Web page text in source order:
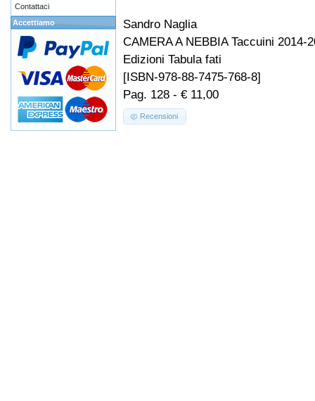
Sandro Naglia
CAMERA A NEBBIA Taccuini 2014-
Edizioni Tabula fati
[ISBN-978-88-7475-768-8]
Pag. 128 - € 11,00
Recensioni
Contattaci
Accettiamo